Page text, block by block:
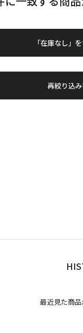
「在庫なし」
再絞り込
最近見た商品